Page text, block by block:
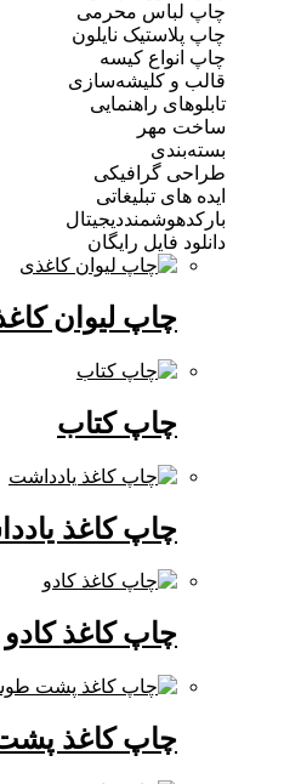
چاپ لباس محرمی
چاپ پلاستیک نایلون
چاپ انواع کیسه
قالب و کلیشه‌سازی
تابلوهای راهنمایی
ساخت مهر
بسته‌بندی
طراحی گرافیکی
ایده های تبلیغاتی
بارکدهوشمنددیجیتال
دانلود فایل رایگان
چاپ لیوان
چاپ کتاب
چاپ کاغذ
چاپ کاغذ کادو
چاپ کاغذ